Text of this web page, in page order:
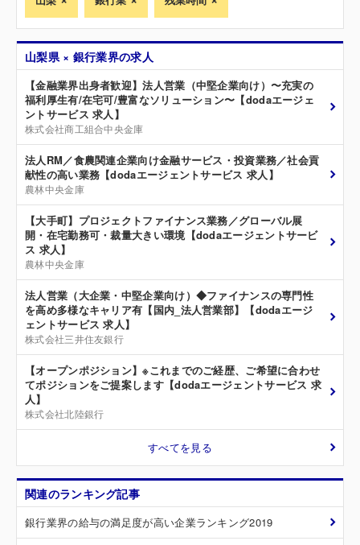
山梨県 × 銀行業界の求人
【金融業界出身者歓迎】法人営業（中堅企業向け）〜充実の
福利厚生有/在宅可/豊富なソリューション〜【dodaエージェ
ントサービス 求人】
株式会社商工組合中央金庫
法人RM／食農関連企業向け金融サービス・投資業務／社会貢
献性の高い業務【dodaエージェントサービス 求人】
農林中央金庫
【大手町】プロジェクトファイナンス業務／グローバル展
開・在宅勤務可・裁量大きい環境【dodaエージェントサービ
ス 求人】
農林中央金庫
法人営業（大企業・中堅企業向け）◆ファイナンスの専門性
を高め多様なキャリア有【国内_法人営業部】【dodaエージ
ェントサービス 求人】
株式会社三井住友銀行
【オープンポジション】※これまでのご経歴、ご希望に合わせ
てポジションをご提案します【dodaエージェントサービス 求
人】
株式会社北陸銀行
すべてを見る
関連のランキング記事
銀行業界の給与の満足度が高い企業ランキング2019